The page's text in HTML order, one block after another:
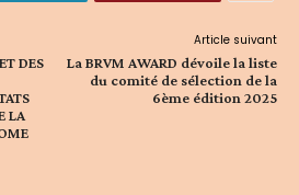
DES
LA
Article suivant
La BRVM AWARD dévoile la liste
du comité de sélection de la
6ème édition 2025